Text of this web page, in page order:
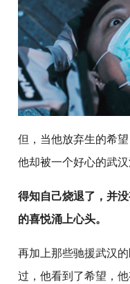
但，当他放弃生的希
他却被一个好心的武汉
得知自己烧退了，并
的喜悦涌上心头。
再加上那些驰援武汉
过，他看到了希望，